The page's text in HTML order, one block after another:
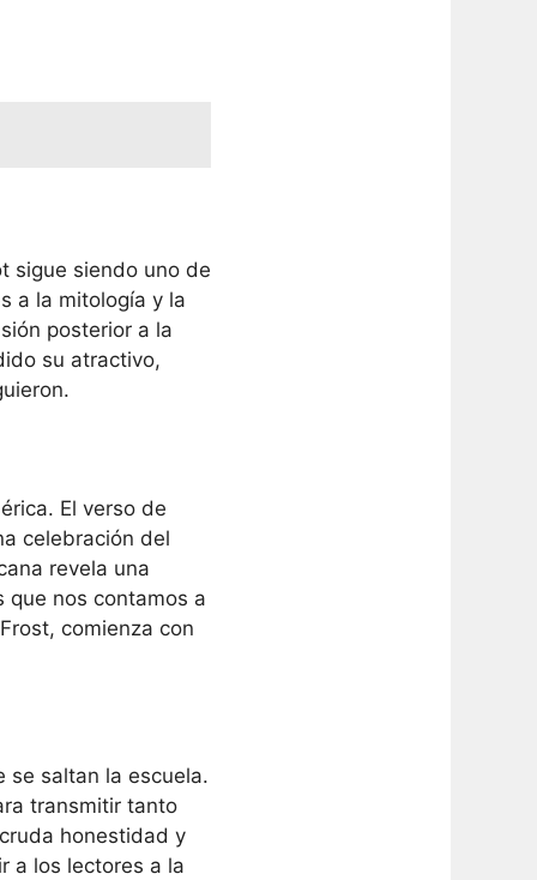
sigue siendo uno de
a la mitología y la
posterior a la
su atractivo,
El verso de
celebración del
revela una
que nos contamos a
comienza con
se saltan la escuela.
transmitir tanto
honestidad y
a los lectores a la